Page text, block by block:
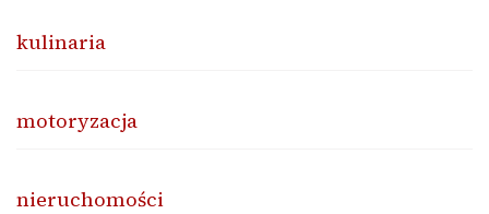
kulinaria
motoryzacja
nieruchomości